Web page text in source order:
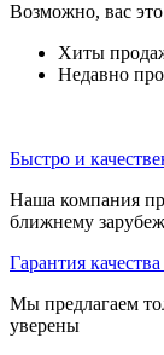
Возможно, вас это
Хиты
Недавно
Быстро и
Наша компания
ближнему
Гарантия
Мы предлагаем
уверены